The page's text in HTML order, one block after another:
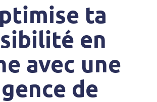
ta
en
avec une
de